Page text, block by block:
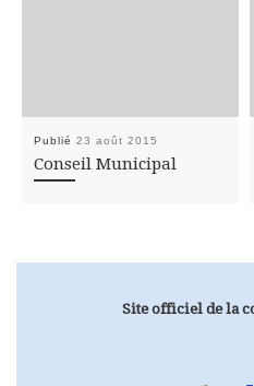
Publié 23 août 2015
Conseil Municipal
Site officiel de la